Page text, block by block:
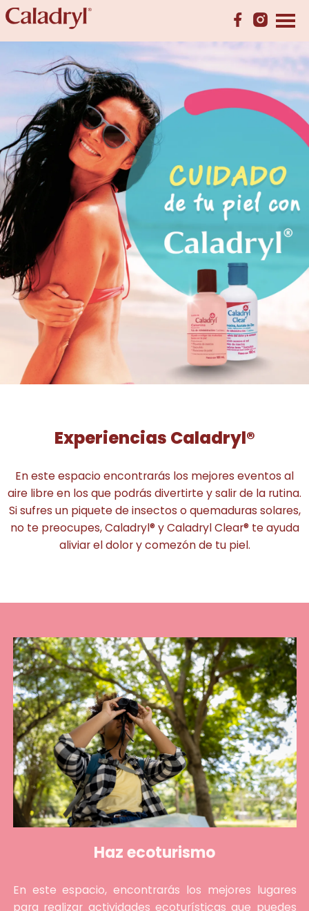
Experiencias Caladryl®
En este espacio encontrarás los mejores eventos al
aire libre en los que podrás divertirte y salir de la rutina.
Si sufres un piquete de insectos o quemaduras solares,
no te preocupes, Caladryl® y Caladryl Clear® te ayuda
aliviar el dolor y comezón de tu piel.
Haz ecoturismo
En este espacio, encontrarás los mejores lugares
para realizar actividades ecoturísticas que puedes